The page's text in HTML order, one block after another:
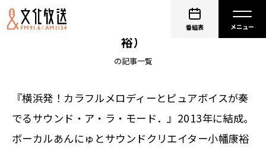
番組表
非公開: コアラモード.（あんにゅ、小幡康
裕）
の記事一覧
『横浜発！カラフルメロディーとピュアボイスが奏
でるサウンド・ア・ラ・モード．』2013年に結成。
ボーカルあんにゅとサウンドクリエイター小幡康裕